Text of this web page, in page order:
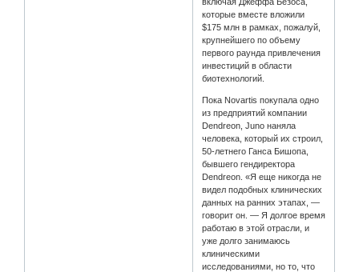
которые вместе вложили
$175 млн в рамках, пожалуй,
крупнейшего по объему
первого раунда привлечения
инвестиций в области
биотехнологий.
Пока Novartis покупала одно
из предприятий компании
Dendreon, Juno наняла
человека, который их строил,
50-летнего Ганса Бишопа,
бывшего гендиректора
Dendreon. «Я еще никогда не
видел подобных клинических
данных на ранних этапах, —
говорит он. — Я долгое время
работаю в этой отрасли, и
уже долго занимаюсь
клиническими
исследованиями, но то, что